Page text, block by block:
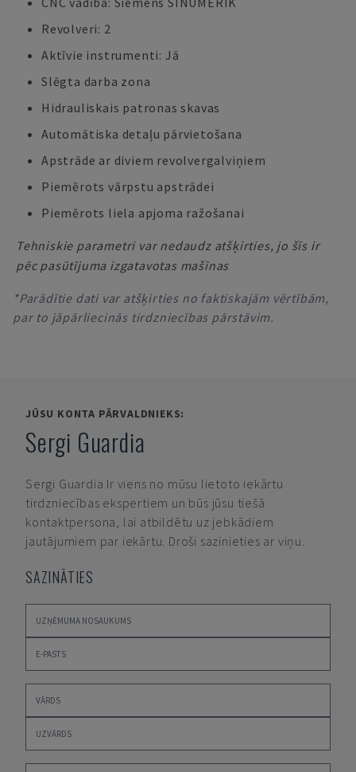
Revolveri: 2
Aktīvie instrumenti: Jā
Slēgta darba zona
Hidrauliskais patronas skavas
Automātiska detaļu pārvietošana
Apstrāde ar diviem revolvergalviņiem
Piemērots vārpstu apstrādei
Piemērots liela apjoma ražošanai
Tehniskie parametri var nedaudz atšķirties, jo šīs ir
pēc pasūtījuma izgatavotas mašīnas
*Parādītie dati var atšķirties no faktiskajām vērtībām,
par to jāpārliecinās tirdzniecības pārstāvim.
JŪSU KONTA PĀRVALDNIEKS:
Sergi Guardia
Sergi Guardia Ir viens no mūsu lietoto iekārtu
tirdzniecības ekspertiem un būs jūsu tiešā
kontaktpersona, lai atbildētu uz jebkādiem
jautājumiem par iekārtu. Droši sazinieties ar viņu.
SAZINĀTIES